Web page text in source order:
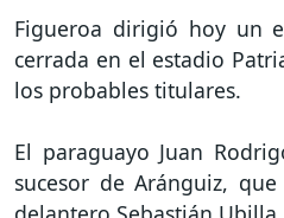
Figueroa dirigió hoy un
cerrada en el estadio
los probables titulares.
El paraguayo Juan
sucesor de Aránguiz,